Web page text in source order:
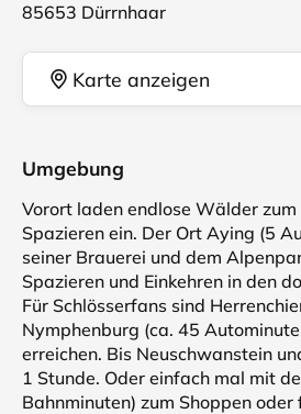
85653 Dürrnhaar
Karte anzeigen
Umgebung
Vorort laden endlose Wälder
Spazieren ein. Der Ort Aying (5
seiner Brauerei und dem
Spazieren und Einkehren in den
Für Schlösserfans sind
Nymphenburg (ca. 45
erreichen. Bis Neuschwanstein
1 Stunde. Oder einfach mal mit
Bahnminuten) zum Shoppen oder